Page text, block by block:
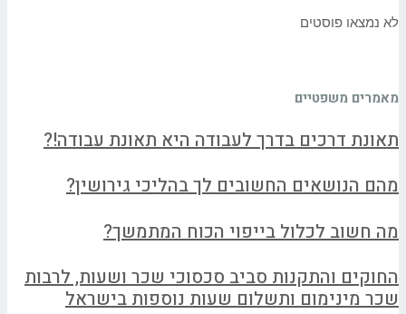
לא נמצאו פוסטים
מאמרים משפטיים
תאונת דרכים בדרך לעבודה היא תאונת עבודה!?
מהם הנושאים החשובים לך בהליכי גירושין?
מה חשוב לכלול בייפוי הכוח המתמשך?
החוקים והתקנות סביב סכסוכי שכר ושעות, לרבות
שכר מינימום ותשלום שעות נוספות בישראל